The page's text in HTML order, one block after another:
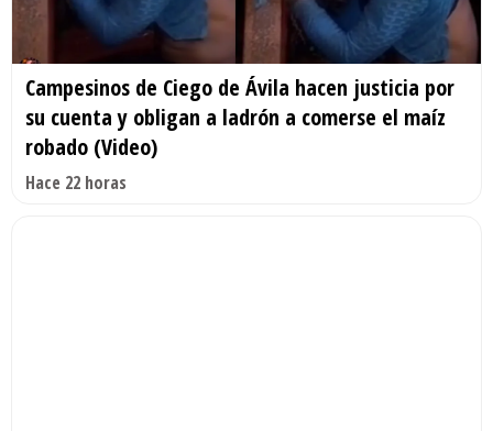
Campesinos de Ciego de Ávila hacen justicia por
su cuenta y obligan a ladrón a comerse el maíz
robado (Video)
Hace 22 horas